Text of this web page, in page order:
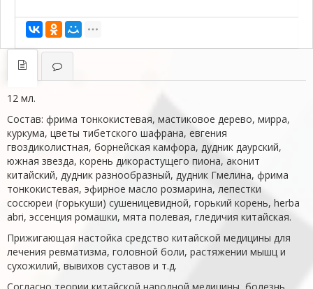
12 мл.
Состав: фрима тонкокистевая, мастиковое дерево, мирра,
куркума, цветы тибетского шафрана, евгения
гвоздиколистная, борнейская камфора, дудник даурский,
южная звезда, корень дикорастущего пиона, аконит
китайский, дудник разнообразный, дудник Гмелина, фрима
тонкокистевая, эфирное масло розмарина, лепестки
соссюреи (горькуши) сушеницевидной, горький корень, herba
abri, эссенция ромашки, мята полевая, гледичия китайская.
Прижигающая настойка средство китайской медицины для
лечения ревматизма, головной боли, растяжении мышц и
сухожилий, вывихов суставов и т.д.